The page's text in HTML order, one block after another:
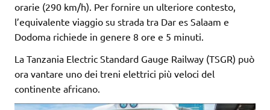
orarie (290 km/h). Per fornire un ulteriore contesto,
l’equivalente viaggio su strada tra Dar es Salaam e
Dodoma richiede in genere 8 ore e 5 minuti.
La Tanzania Electric Standard Gauge Railway (TSGR) può
ora vantare uno dei treni elettrici più veloci del
continente africano.